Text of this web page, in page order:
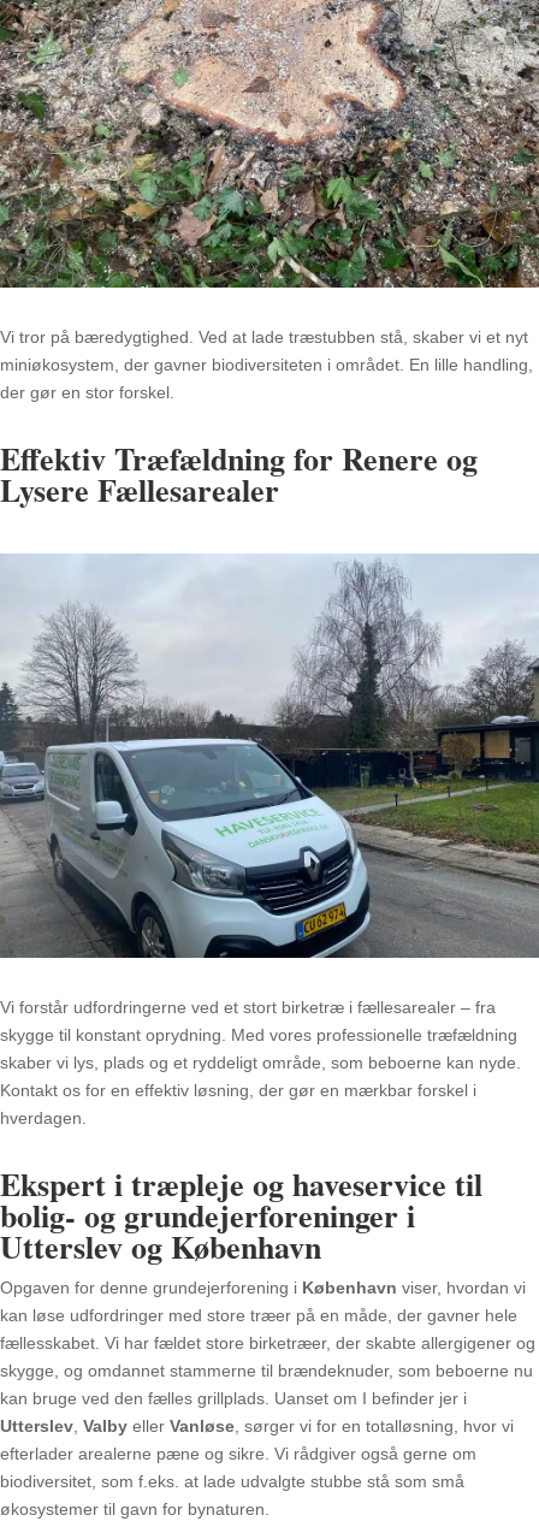
Vi tror på bæredygtighed. Ved at lade træstubben stå, skaber vi et nyt
miniøkosystem, der gavner biodiversiteten i området. En lille handling,
der gør en stor forskel.
Effektiv Træfældning for Renere og
Lysere Fællesarealer
Vi forstår udfordringerne ved et stort birketræ i fællesarealer – fra
skygge til konstant oprydning. Med vores professionelle træfældning
skaber vi lys, plads og et ryddeligt område, som beboerne kan nyde.
Kontakt os for en effektiv løsning, der gør en mærkbar forskel i
hverdagen.
Ekspert i træpleje og haveservice til
bolig- og grundejerforeninger i
Utterslev og København
Opgaven for denne grundejerforening i København viser, hvordan vi
kan løse udfordringer med store træer på en måde, der gavner hele
fællesskabet. Vi har fældet store birketræer, der skabte allergigener og
skygge, og omdannet stammerne til brændeknuder, som beboerne nu
kan bruge ved den fælles grillplads. Uanset om I befinder jer i
Utterslev Valby eller Vanløse , sørger vi for en totalløsning, hvor vi
efterlader arealerne pæne og sikre. Vi rådgiver også gerne om
biodiversitet, som f.eks. at lade udvalgte stubbe stå som små
økosystemer til gavn for bynaturen.